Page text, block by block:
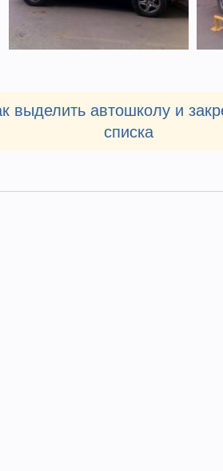
выделить автошколу и
списка